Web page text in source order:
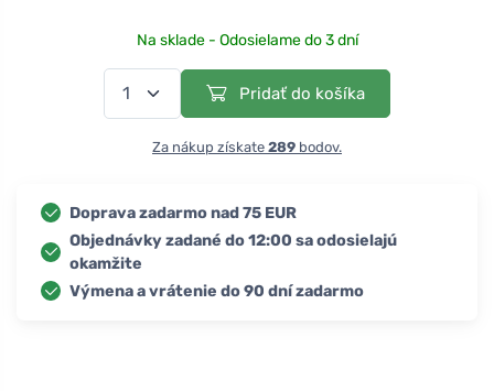
Na sklade - Odosielame do 3 dní
Pridať do košíka
Za nákup získate 289 bodov.
Doprava zadarmo nad 75 EUR
Objednávky zadané do 12:00 sa odosielajú
okamžite
Výmena a vrátenie do 90 dní zadarmo